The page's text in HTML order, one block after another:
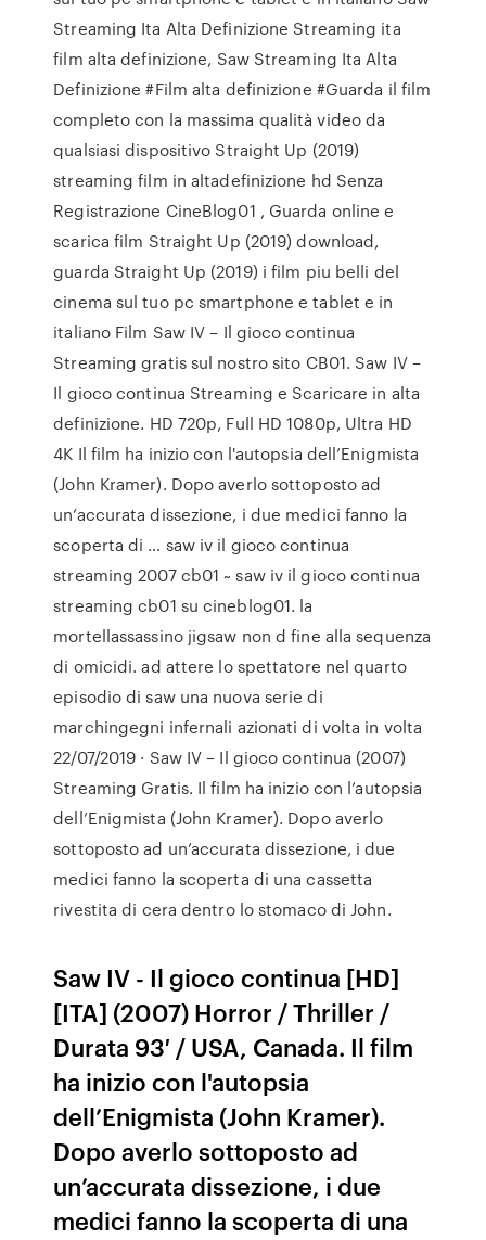
Streaming Ita Alta Definizione Streaming ita
film alta definizione, Saw Streaming Ita Alta
Definizione #Film alta definizione #Guarda il film
completo con la massima qualità video da
qualsiasi dispositivo Straight Up (2019)
streaming film in altadefinizione hd Senza
Registrazione CineBlog01 , Guarda online e
scarica film Straight Up (2019) download,
guarda Straight Up (2019) i film piu belli del
cinema sul tuo pc smartphone e tablet e in
italiano Film Saw IV – Il gioco continua
Streaming gratis sul nostro sito CB01. Saw IV –
Il gioco continua Streaming e Scaricare in alta
definizione. HD 720p, Full HD 1080p, Ultra HD
4K Il film ha inizio con l'autopsia dell’Enigmista
(John Kramer). Dopo averlo sottoposto ad
un’accurata dissezione, i due medici fanno la
scoperta di … saw iv il gioco continua
streaming 2007 cb01 ~ saw iv il gioco continua
streaming cb01 su cineblog01. la
mortellassassino jigsaw non d fine alla sequenza
di omicidi. ad attere lo spettatore nel quarto
episodio di saw una nuova serie di
marchingegni infernali azionati di volta in volta
22/07/2019 · Saw IV – Il gioco continua (2007)
Streaming Gratis. Il film ha inizio con l’autopsia
dell’Enigmista (John Kramer). Dopo averlo
sottoposto ad un’accurata dissezione, i due
medici fanno la scoperta di una cassetta
rivestita di cera dentro lo stomaco di John.
Saw IV - Il gioco continua [HD]
[ITA] (2007) Horror / Thriller /
Durata 93′ / USA, Canada. Il film
ha inizio con l'autopsia
dell’Enigmista (John Kramer).
Dopo averlo sottoposto ad
un’accurata dissezione, i due
medici fanno la scoperta di una